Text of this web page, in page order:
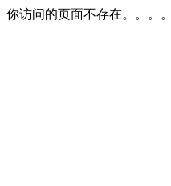
你访问的页面不存在。。。。